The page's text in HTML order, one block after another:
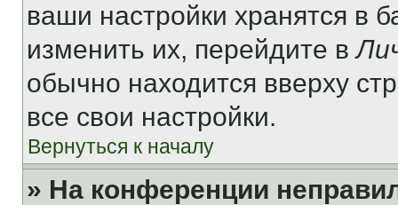
ваши настройки хранятся в
изменить их, перейдите в
обычно находится вверху
все свои настройки.
Вернуться к началу
» На конференции